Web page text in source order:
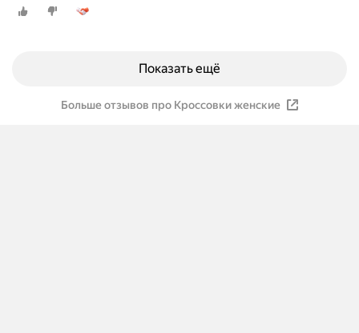
Показать ещё
Больше отзывов про Кроссовки женские